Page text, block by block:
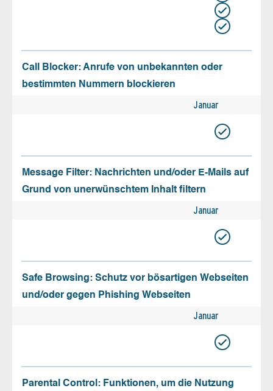
Call Blocker: Anrufe von unbekannten oder
bestimmten Nummern blockieren
Januar
Message Filter: Nachrichten und/oder E-Mails auf
Grund von unerwünschtem Inhalt filtern
Januar
Safe Browsing: Schutz vor bösartigen Webseiten
und/oder gegen Phishing Webseiten
Januar
Parental Control: Funktionen, um die Nutzung